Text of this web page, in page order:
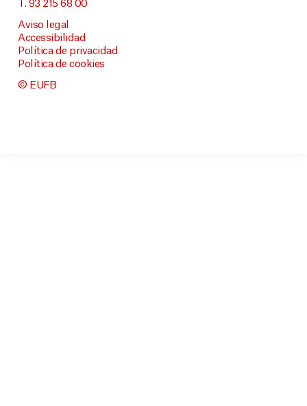
T. 93 215 68 00
Aviso legal
Accessibilidad
Política de privacidad
Política de cookies
© EUFB